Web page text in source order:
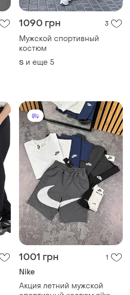
1090 грн 3
Мужской спортивный
костюм
S и еще 5
1001 грн 1
Nike
Акция летний мужской